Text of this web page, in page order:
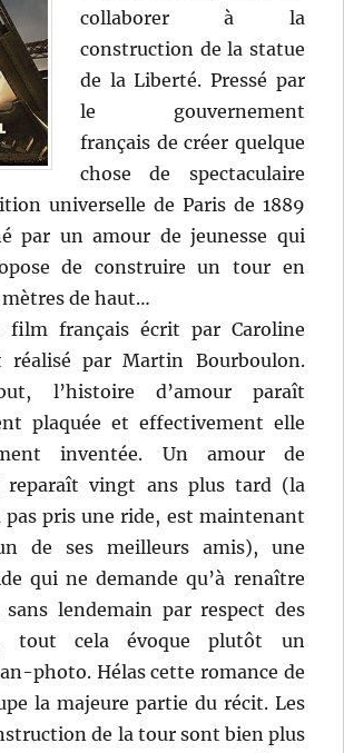
collaborer à la
construction de la statue
de la Liberté. Pressé par
le gouvernement
français de créer quelque
chose de spectaculaire
universelle de Paris de 1889
par un amour de jeunesse qui
de construire un tour en
de haut…
film français écrit par Caroline
réalisé par Martin Bourboulon.
l’histoire d’amour paraît
plaquée et effectivement elle
inventée. Un amour de
reparaît vingt ans plus tard (la
pas pris une ride, est maintenant
de ses meilleurs amis), une
qui ne demande qu’à renaître
lendemain par respect des
tout cela évoque plutôt un
photo. Hélas cette romance de
la majeure partie du récit. Les
de la tour sont bien plus